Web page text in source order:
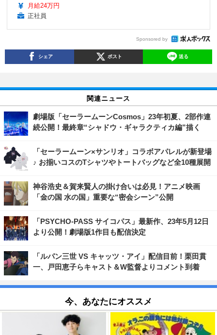
月給24万円
正社員
Sponsored by
シェア ポスト 送る
関連ニュース
劇場版「セーラームーンCosmos」23年初夏、2部作連
続公開！最終章“シャドウ・ギャラクティカ編”描く
「セーラームーン×サンリオ」コラボアパレルが新登場
♪ お揃いコスのTシャツやトートバッグなど全10種展開
神谷浩史＆賀来賢人の掛け合いは必見！アニメ映画
「金の国 水の国」重要な“密会シーン”公開
「PSYCHO-PASS サイコパス」最新作、23年5月12日
より公開！劇場版1作目も配信決定
「ルパン三世 VS キャッツ・アイ」配信目前！栗田貫
一、戸田恵子らキャスト＆W監督よりコメント到着
今、あなたにオススメ